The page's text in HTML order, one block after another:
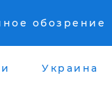
обозрение
Украина